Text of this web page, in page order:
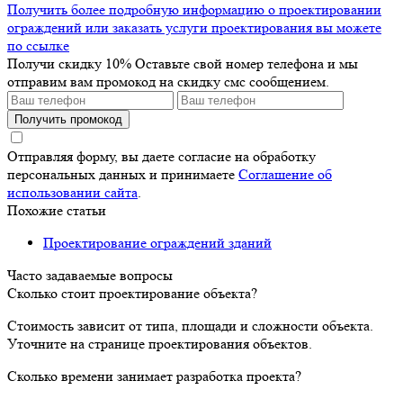
Получить более подробную информацию о проектировании
ограждений или заказать услуги проектирования вы можете
по ссылке
Получи скидку 10% Оставьте свой номер телефона и мы
отправим вам промокод на скидку смс сообщением.
Получить промокод
Отправляя форму, вы даете согласие на обработку
персональных данных и принимаете Соглашение об
использовании сайта.
Похожие статьи
Проектирование ограждений зданий
Часто задаваемые вопросы
Сколько стоит проектирование объекта?
Стоимость зависит от типа, площади и сложности объекта.
Уточните на странице проектирования объектов.
Сколько времени занимает разработка проекта?